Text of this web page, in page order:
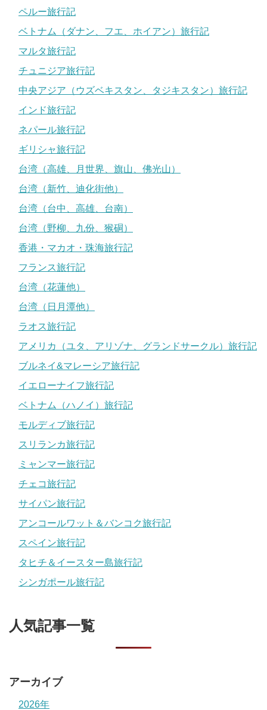
ペルー旅行記
ベトナム（ダナン、フエ、ホイアン）旅行記
マルタ旅行記
チュニジア旅行記
中央アジア（ウズベキスタン、タジキスタン）旅行記
インド旅行記
ネパール旅行記
ギリシャ旅行記
台湾（高雄、月世界、旗山、佛光山）
台湾（新竹、迪化街他）
台湾（台中、高雄、台南）
台湾（野柳、九份、猴硐）
香港・マカオ・珠海旅行記
フランス旅行記
台湾（花蓮他）
台湾（日月潭他）
ラオス旅行記
アメリカ（ユタ、アリゾナ、グランドサークル）旅行記
ブルネイ&マレーシア旅行記
イエローナイフ旅行記
ベトナム（ハノイ）旅行記
モルディブ旅行記
スリランカ旅行記
ミャンマー旅行記
チェコ旅行記
サイパン旅行記
アンコールワット＆バンコク旅行記
スペイン旅行記
タヒチ＆イースター島旅行記
シンガポール旅行記
人気記事一覧
アーカイブ
2026年